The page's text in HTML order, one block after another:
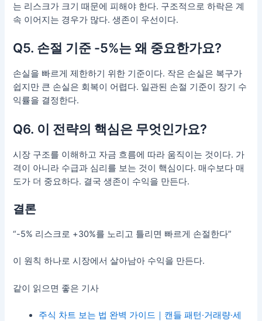
는 리스크가 크기 때문에 피해야 한다. 구조적으로 하락은 계
속 이어지는 경우가 많다. 생존이 우선이다.
Q5. 손절 기준 -5%는 왜 중요한가요?
손실을 빠르게 제한하기 위한 기준이다. 작은 손실은 복구가
쉽지만 큰 손실은 회복이 어렵다. 일관된 손절 기준이 장기 수
익률을 결정한다.
Q6. 이 전략의 핵심은 무엇인가요?
시장 구조를 이해하고 자금 흐름에 따라 움직이는 것이다. 가
격이 아니라 수급과 심리를 보는 것이 핵심이다. 매수보다 매
도가 더 중요하다. 결국 생존이 수익을 만든다.
결론
“-5% 리스크로 +30%를 노리고 틀리면 빠르게 손절한다”
이 원칙 하나로 시장에서 살아남아 수익을 만든다.
같이 읽으면 좋은 기사
주식 차트 보는 법 완벽 가이드｜캔들 패턴·거래량·세